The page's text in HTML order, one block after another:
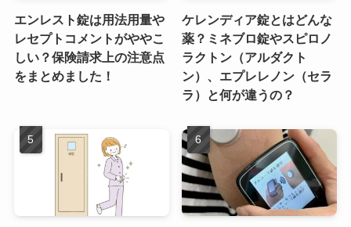
エンレスト錠は用法用量や
レセプトコメントがややこ
しい？保険請求上の注意点
をまとめました！
ケレンディア錠とはどんな
薬？ミネブロ錠やスピロノ
ラクトン（アルダクト
ン）、エプレレノン（セラ
ラ）と何が違うの？